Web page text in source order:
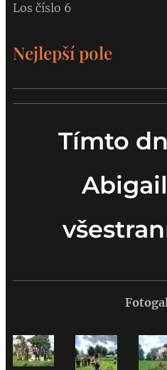
Los číslo 6
Nejlepší pole
Tímto